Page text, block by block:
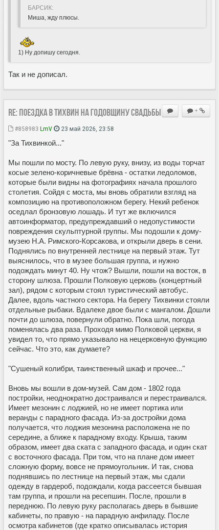
БАРСИК:
Миша, жду плюсы.
1) Ну допишу сегодня.
Так и не дописал.
+
Re: Поездка в Тихвин на годовщину свадьбы
#858983 LmV 23 май 2026, 23:58
"За Тихвинкой..."
Мы пошли по мосту. По левую руку, внизу, из воды торчат
косые зелено-коричневые брёвна - остатки ледоломов,
которые были видны на фотографиях начала прошлого
столетия. Сойдя с моста, мы вновь обратили взгляд на
композицию на противоположном берегу. Некий ребенок
оседлал бронзовую лошадь. И тут же включился
автоинформатор, предупреждавший о недопустимости
повреждения скульптурной группы. Мы подошли к дому-
музею Н.А. Римского-Корсакова, и открыли дверь в сени.
Поднялись по внутренней лестнице на первый этаж. Тут
выяснилось, что в музее большая группа, и нужно
подождать минут 40. Ну чтож? Вышли, пошли на восток, в
сторону шлюза. Прошли Полковую церковь (концертный
зал), рядом с которым стоял туристический автобус.
Далее, вдоль частного сектора. На берегу Тихвинки стояли
отдельные рыбаки. Вдалеке двое были с мангалом. Дошли
почти до шлюза, повернули обратно. Пока шли, погода
поменялась два раза. Проходя мимо Полковой церкви, я
увидел то, что прямо указывало на нецерковную функцию
сейчас. Что это, как думаете?
"Сушеный колибри, таинственный шкаф и прочее..."
Вновь мы вошли в дом-музей. Сам дом - 1802 года
постройки, неоднократно достраивался и перестраивался.
Имеет мезонин с лоджией, но не имеет портика или
веранды с парадного фасада. Из-за достройки дома
получается, что лоджия мезонина расположена не по
середине, а ближе к парадному входу. Крыша, таким
образом, имеет два ската с западного фасада, и один скат
с восточного фасада. При том, что на плане дом имеет
сложную форму, вовсе не прямоугольник. И так, снова
поднявшись по лестнице на первый этаж, мы сдали
одежду в гардероб, подождали, когда рассеется бывшая
там группа, и прошли на ресепшин. После, прошли в
переднюю. По левую руку располагась дверь в бывшие
кабинеты, по правую - на парадную анфиладу. После
осмотра кабинетов (где кратко описывалась история